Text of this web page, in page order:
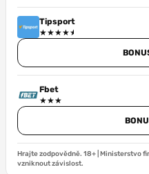
Tipsport
Fbet
Hrajte zodpovědně. 18+ | Ministerstvo
vzniknout závislost.